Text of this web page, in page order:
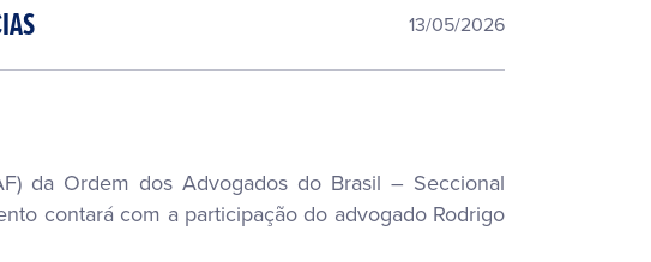
13/05/2026
da Ordem dos Advogados do Brasil – Seccional
contará com a participação do advogado Rodrigo